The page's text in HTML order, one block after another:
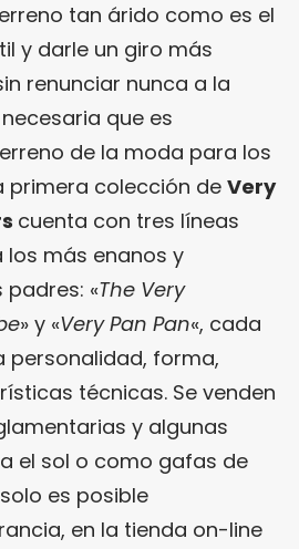
tan árido como es el
y darle un giro más
renunciar nunca a la
que es
de la moda para los
primera colección de Very
cuenta con tres líneas
más enanos y
«The Very
» y «Very Pan Pan«, cada
personalidad, forma,
técnicas. Se venden
y algunas
el sol o como gafas de
es posible
en la tienda on-line